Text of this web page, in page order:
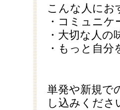
こんな人にお
・コミュニ
・大切な人の
・もっと自分
単発や新規で
し込みくださ